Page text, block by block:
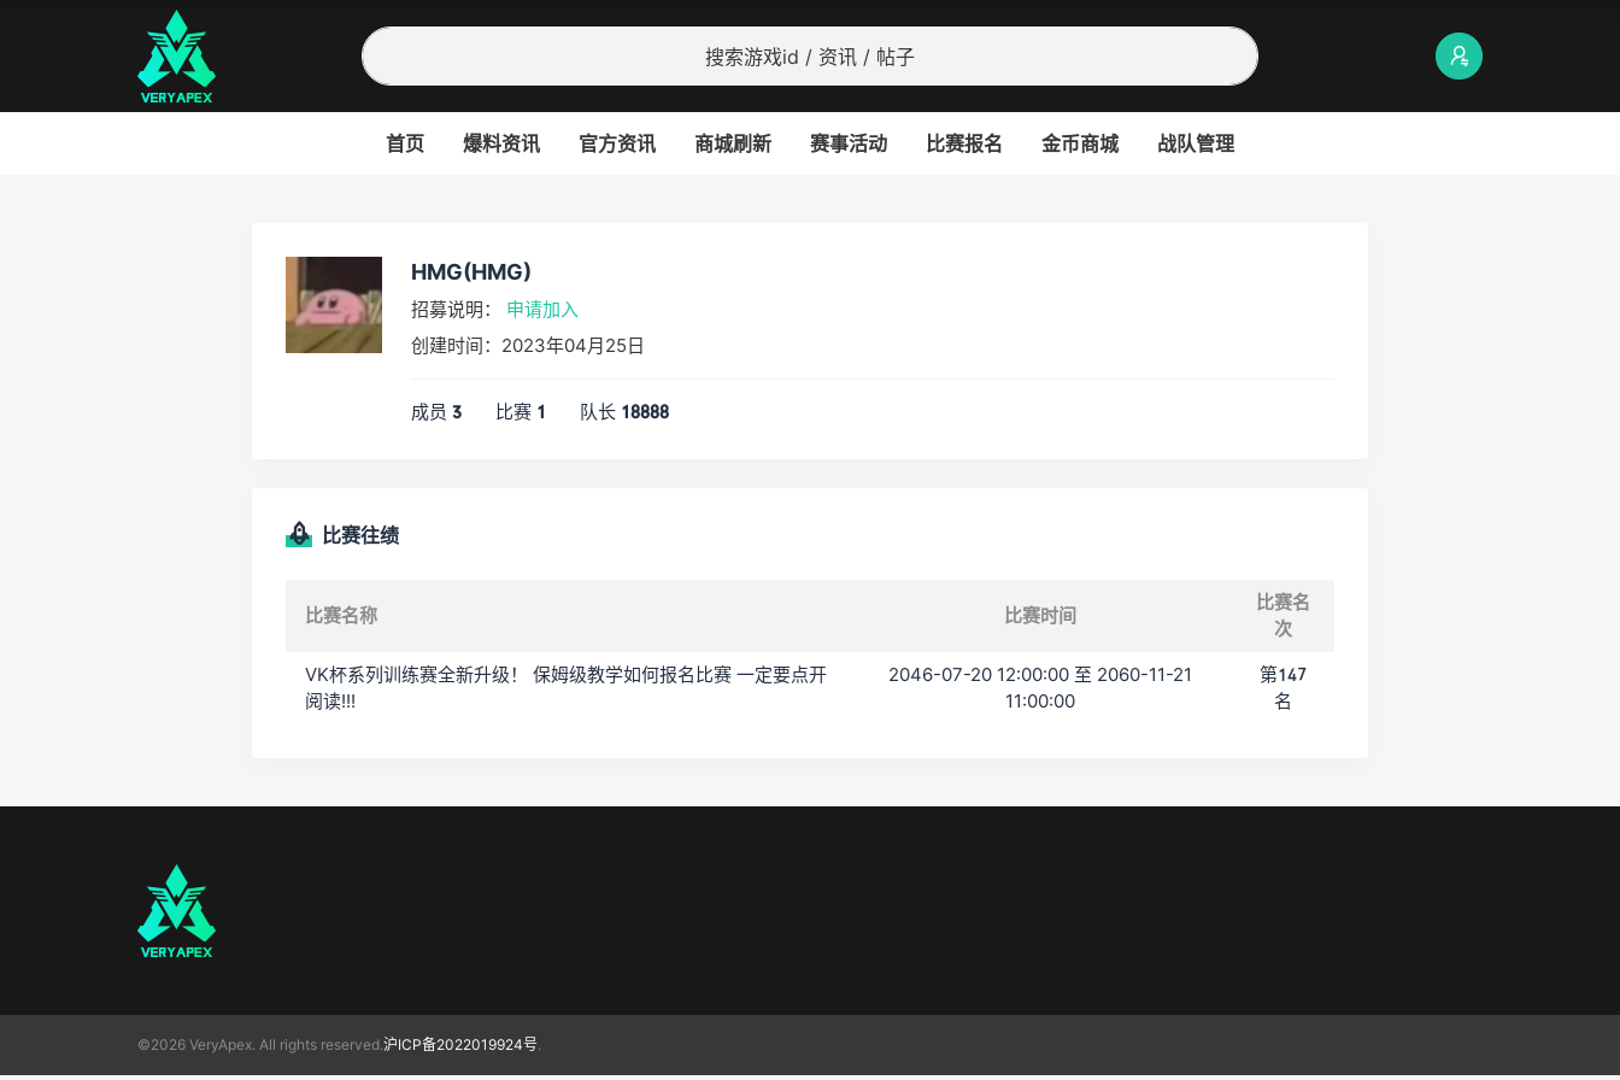
首页 爆料资讯 官方资讯 商城刷新 赛事活动 比赛报名 金币商城 战队管理
HMG(HMG)
招募说明： 申请加入
创建时间：2023年04月25日
成员 3 比赛 1 队长 18888
比赛往绩
比赛名称 比赛时间
比赛名
次
VK杯系列训练赛全新升级！ 保姆级教学如何报名比赛 一定要点开
阅读!!!
2046-07-20 12:00:00 至 2060-11-21
11:00:00
第147
名
©2026 VeryApex. All rights reserved.沪ICP备2022019924号.